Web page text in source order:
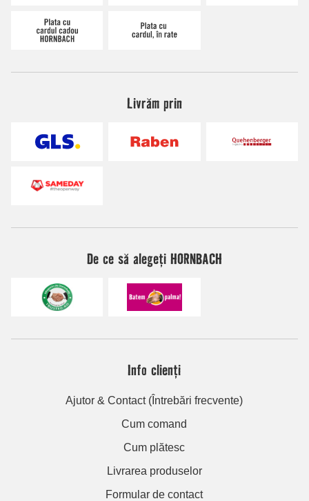
Livrăm prin
De ce să alegeți HORNBACH
Info clienți
Ajutor & Contact (Întrebări frecvente)
Cum comand
Cum plătesc
Livrarea produselor
Formular de contact